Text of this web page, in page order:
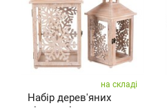
на складі
Набір дерев'яних